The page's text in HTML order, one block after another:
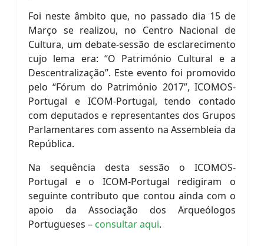
Foi neste âmbito que, no passado dia 15 de
Março se realizou, no Centro Nacional de
Cultura, um debate-sessão de esclarecimento
cujo lema era: “O Património Cultural e a
Descentralização”. Este evento foi promovido
pelo “Fórum do Património 2017”, ICOMOS-
Portugal e ICOM-Portugal, tendo contado
com deputados e representantes dos Grupos
Parlamentares com assento na Assembleia da
República.
Na sequência desta sessão o ICOMOS-
Portugal e o ICOM-Portugal redigiram o
seguinte contributo que contou ainda com o
apoio da Associação dos Arqueólogos
Portugueses – consultar aqui.